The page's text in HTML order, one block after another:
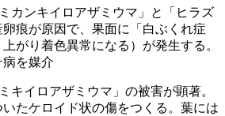
カンキイロアザミウマ」と「ヒラズ
痕が原因で、果面に「白ぶくれ症
がり着色異常になる）が発生する。
病を媒介
キイロアザミウマ」の被害が顕著。
たケロイド状の傷をつくる。葉には